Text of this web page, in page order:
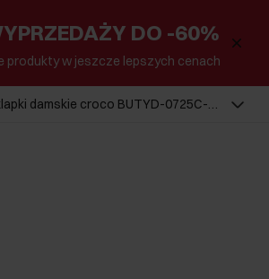
DO -60%
produkty w jeszcze lepszych cenach
damskie croco BUTYD-0725C-